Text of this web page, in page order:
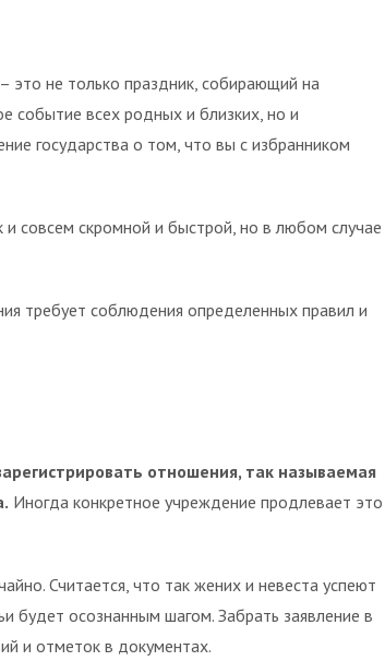
это не только праздник, собирающий на
событие всех родных и близких, но и
государства о том, что вы с избранником
и совсем скромной и быстрой, но в любом случае
требует соблюдения определенных правил и
отношения, так называемая
Иногда конкретное учреждение продлевает это
Считается, что так жених и невеста успеют
будет осознанным шагом. Забрать заявление в
и отметок в документах.